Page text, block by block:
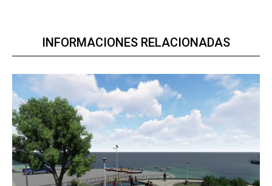
INFORMACIONES RELACIONADAS